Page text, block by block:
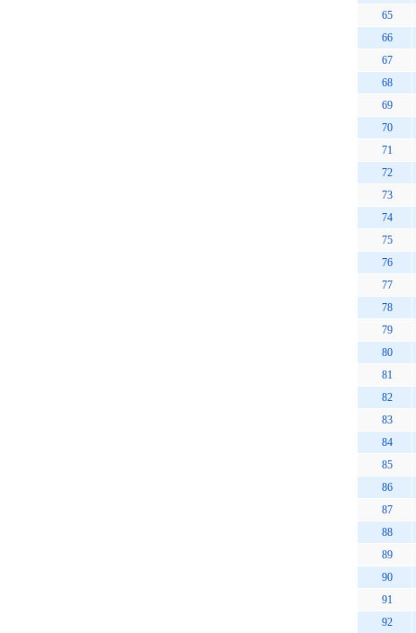
65
66
67
68
69
70
71
72
73
74
75
76
77
78
79
80
81
82
83
84
85
86
87
88
89
90
91
92